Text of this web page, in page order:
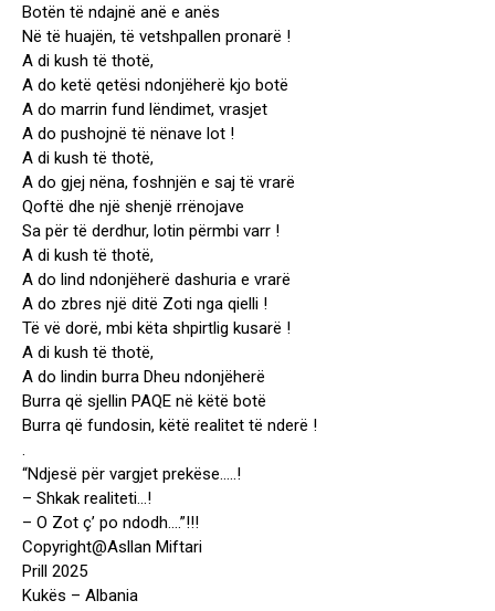
Botën të ndajnë anë e anës
Në të huajën, të vetshpallen pronarë !
A di kush të thotë,
A do ketë qetësi ndonjëherë kjo botë
A do marrin fund lëndimet, vrasjet
A do pushojnë të nënave lot !
A di kush të thotë,
A do gjej nëna, foshnjën e saj të vrarë
Qoftë dhe një shenjë rrënojave
Sa për të derdhur, lotin përmbi varr !
A di kush të thotë,
A do lind ndonjëherë dashuria e vrarë
A do zbres një ditë Zoti nga qielli !
Të vë dorë, mbi këta shpirtlig kusarë !
A di kush të thotë,
A do lindin burra Dheu ndonjëherë
Burra që sjellin PAQE në këtë botë
Burra që fundosin, këtë realitet të nderë !
.
“Ndjesë për vargjet prekëse…..!
– Shkak realiteti…!
– O Zot ç’ po ndodh….”!!!
Copyright@Asllan Miftari
Prill 2025
Kukës – Albania